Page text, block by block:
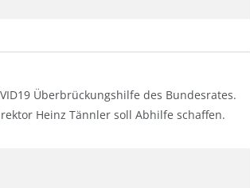
Überbrückungshilfe des Bundesrates.
Heinz Tännler soll Abhilfe schaffen.